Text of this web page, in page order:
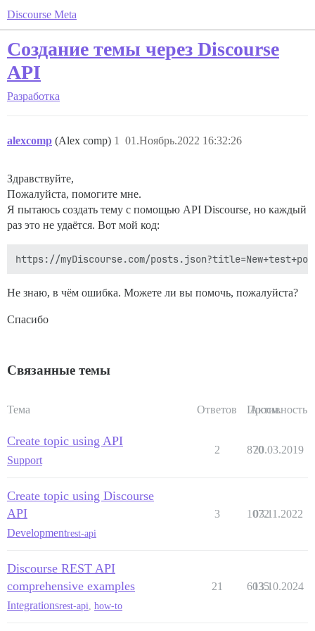
Discourse Meta
Создание темы через Discourse
API
Разработка
alexcomp (Alex comp) 01.Ноябрь.2022 16:32:26
1
Здравствуйте,
Пожалуйста, помогите мне.
Я пытаюсь создать тему с помощью API Discourse, но каждый
раз это не удаётся. Вот мой код:
Не знаю, в чём ошибка. Можете ли вы помочь, пожалуйста?
Спасибо
Связанные темы
Тема Ответов Просм.
Активность
Create topic using API
Support
2 870
20.03.2019
Create topic using Discourse
API
Developmentrest-api
3 1072
03.11.2022
Discourse REST API
comprehensive examples
Integrationsrest-api how-to
21 6035
13.10.2024